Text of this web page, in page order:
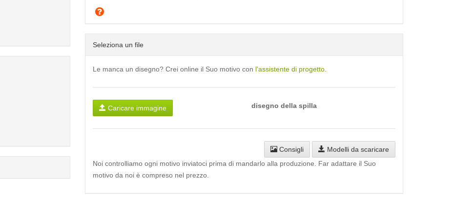
Seleziona un file
Le manca un disegno? Crei online il Suo motivo con l'assistente di progetto.
Caricare immagine disegno della spilla
Consigli
Modelli da scaricare
Noi controlliamo ogni motivo inviatoci prima di mandarlo alla produzione. Far adattare il Suo
motivo da noi è compreso nel prezzo.